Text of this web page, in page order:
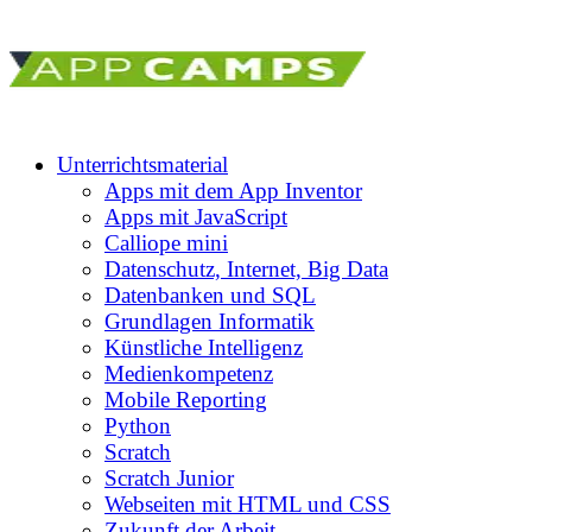
Unterrichtsmaterial
Apps mit dem App Inventor
Apps mit JavaScript
Calliope mini
Datenschutz, Internet, Big Data
Datenbanken und SQL
Grundlagen Informatik
Künstliche Intelligenz
Medienkompetenz
Mobile Reporting
Python
Scratch
Scratch Junior
Webseiten mit HTML und CSS